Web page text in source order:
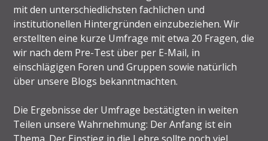
mit den unterschiedlichsten fachlichen und
institutionellen Hintergründen einzubeziehen. Wir
erstellten eine kurze Umfrage mit etwa 20 Fragen, die
wir nach dem Pre-Test über per E-Mail, in
einschlägigen Foren und Gruppen sowie natürlich
über unsere Blogs bekanntmachten.
Die Ergebnisse der Umfrage bestätigten in weiten
Teilen unsere Wahrnehmung: Der Anfang ist ein